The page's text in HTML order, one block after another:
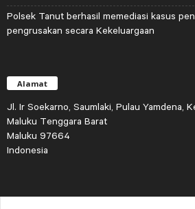
Polsek Tanut berhasil memediasi kasus
pengrusakan secara Kekeluargaan
Alamat
Jl. Ir Soekarno, Saumlaki, Pulau Yamdena,
Maluku Tenggara Barat
Maluku 97664
Indonesia